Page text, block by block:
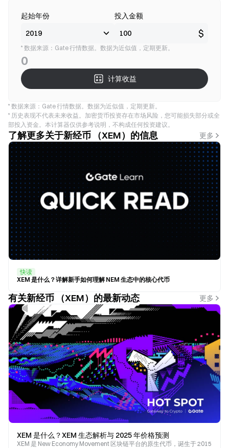
起始年份 投入金额
$
* 数据来源：Gate 行情数据。数据为近似值，定期更新。
0
计算收益
* 数据来源：Gate 行情数据。数据为近似值，定期更新。
* 历史表现不代表未来收益。加密货币投资存在市场风险，您可能损失部分或全
部投入资金。本计算器仅供参考说明，不构成任何投资建议。
了解更多关于新经币 （XEM）的信息 更多
快读
XEM 是什么？详解新手如何理解 NEM 生态中的核心代币
有关新经币 （XEM）的最新动态 更多
XEM 是什么？XEM 生态解析与 2025 年价格预测
XEM 是 New Economy Movement 区块链平台的原生代币，诞生于 2015